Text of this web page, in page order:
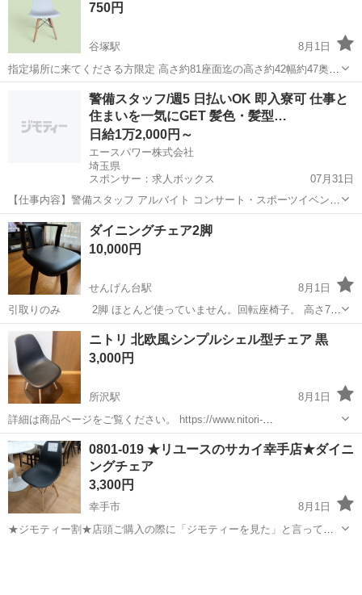
すが、その他は比較的キレイです...
750円
谷塚駅
8月1日
指定場所に来てくださる方限定 高さ約81座面迄の高さ約42幅約47奥行
き約53
草加市 谷塚駅 椅子 奥行き
警備スタッフ/週5 日払いOK 即入寮可 仕事と
住まいを一気にGET 髪色・髪型…
日給1万2,000円～
エースパワー株式会社
埼玉県
スポンサー：求人ボックス
07月31日
【仕事内容】警備スタッフ アルバイト コンサート・スポーツイベン
ト・展示会などのイベントや、 工事現場周辺で警備・交通誘導をして
いただきます。 経験者の方はもちろん、未経験者の方も積極的に採用
中! 難しいスキルは不要! 基本的なル...
アルバイト・パート
ダイニングチェア2脚
10,000円
せんげん台駅
8月1日
引取りのみ 2脚 ほとんど使っていません。回転座椅子。 高さ74
センチ(座椅子は42センチ位) 黒色シート
埼玉 越谷市 せんげん台駅 椅子
ニトリ 北欧風シンプルシェル型チェア 黒
3,000円
所沢駅
8月1日
詳細は商品ページをご覧ください。 https://www.nitori-
net.jp/ec/product/5657904s/? 購入価格：4990円
埼玉 所沢市 椅子 ニトリ
0801-019 ★リユースのサカイ幸手店★ダイニ
ングチェア
3,300円
幸手市
8月1日
★ジモティー割★店頭ご購入の際に「ジモティーを見た」と言ってい